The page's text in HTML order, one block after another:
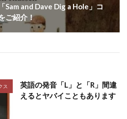
Sam and Dave Dig a Hole」コ
ご紹介！
ス
英語の発音「L」と「R」間違
えるとヤバイこともあります